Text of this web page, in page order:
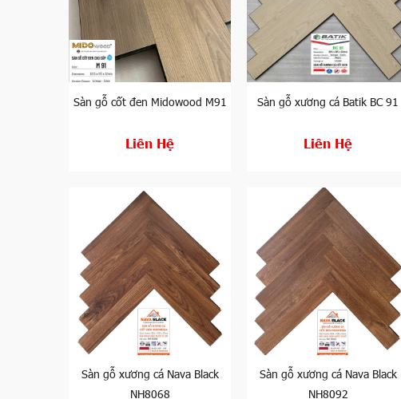
sớm, cho đến nay Kampong đã gặt hái được nhiều
Sở dĩ được ưa chuộng đến như vậy bởi Kampong có cốt
thấp khi ngâm trong nước. Đây chính là yếu tố cốt lõi
Nhằm đáp ứng nhu cầu ngày càng khắt khe của người
xương cá cốt đen bản nhỡ với độ dày lên đến 12mm
Sàn gỗ Bogner
ràng từ các nhà phân phối. Trên thực tế, sàn gỗ cốt đen
Đức. Mặc dù không phải sàn nhập khẩu Châu Âu song
biệt có thể chống nước chống ẩm tốt hơn các mẫu ván
Bộ sưu tập sàn gỗ Bogner gồm có 6 sản phẩm tương
riêng, dễ dàng kết hợp với nhiều phong cách nội thất.
đây, hay những thiết kế mang hơi hướng cổ điển cho
Sàn gỗ Nava Black
gỗ Nava Black. Bộ sưu tập với 10 mã màu gồm các
Sàn gỗ cốt đen Midowood M91
Liên Hệ
Sàn gỗ xương cá Batik BC 91
Liên Hệ
Sàn gỗ xương cá Nava Black
NH8068
Sàn gỗ xương cá Nava Black
NH8092